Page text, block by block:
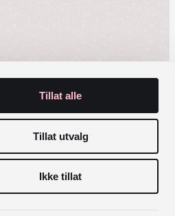
Tillat alle
Tillat utvalg
Ikke tillat